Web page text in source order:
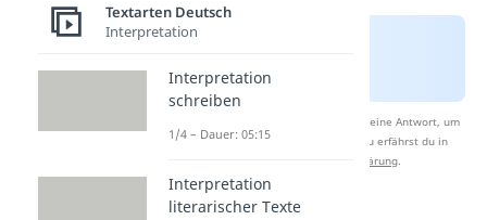
Nach Beantwortung speichern wir deine Antwort, um
Studyflix zu verbessern. Mehr dazu erfährst du in
Datenschutzerklärung.
Textarten Deutsch
Interpretation
Interpretation
schreiben
1/4 – Dauer: 05:15
Interpretation
literarischer Texte